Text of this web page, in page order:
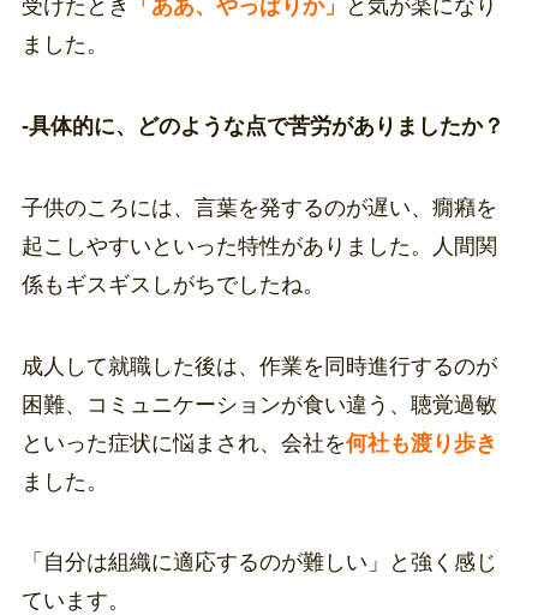
受けたとき
「ああ、やっぱりか」
と気が楽になり
ました。
-具体的に、どのような点で苦労がありましたか？
子供のころには、言葉を発するのが遅い、癇癪を
起こしやすいといった特性がありました。人間関
係もギスギスしがちでしたね。
成人して就職した後は、作業を同時進行するのが
困難、コミュニケーションが食い違う、聴覚過敏
といった症状に悩まされ、会社を何社も渡り歩き
ました。
「自分は組織に適応するのが難しい」と強く感じ
ています。